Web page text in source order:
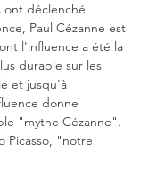
ont déclenché
Paul Cézanne est
l'influence a été la
durable sur les
et jusqu'à
donne
"mythe Cézanne".
Picasso, "notre